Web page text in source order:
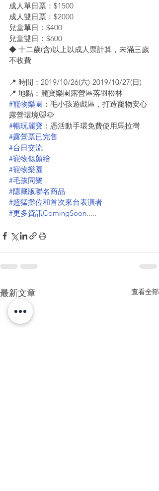
成人單日票：$1500
成人雙日票：$2000
兒童單日：$400
兒童雙日：$600
◆ 十二歲(含)以上以成人票計算，未滿三歲
不收費
📍 時間：2019/10/26(六)-2019/10/27(日)
📍 地點：麗寶樂園露營區落羽松林
#寵物樂園 ：毛小孩遊戲區，打造寵物安心
露營環境🐱🐶
#暢玩麗寶 ：憑活動手環免費使用馬拉灣
#露營票已完售
#台日交流
#寵物似顏繪
#寵物樂園
#毛孩同樂
#隱藏版聯名商品
#超猛攤位和首次來台表演者
#更多資訊ComingSoon.....
最新文章 查看全部